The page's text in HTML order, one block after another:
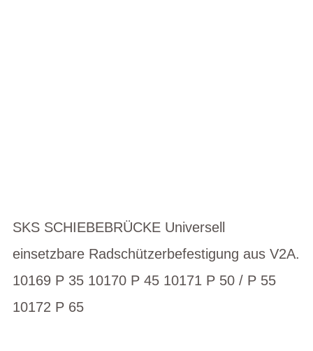
SKS SCHIEBEBRÜCKE Universell
einsetzbare Radschützerbefestigung aus V2A.
10169 P 35 10170 P 45 10171 P 50 / P 55
10172 P 65